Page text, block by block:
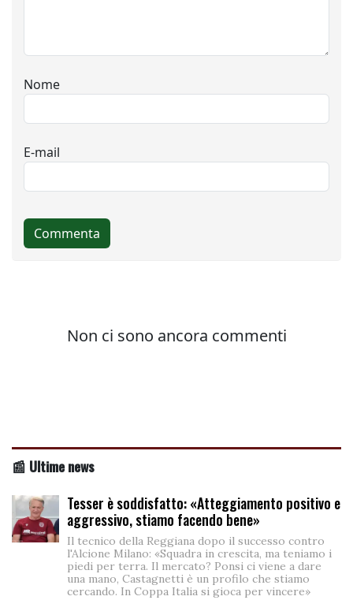
📰 Ultime news
Tesser è soddisfatto: «Atteggiamento positivo e
aggressivo, stiamo facendo bene»
Il tecnico della Reggiana dopo il successo contro
l'Alcione Milano: «Squadra in crescita, ma teniamo i
piedi per terra. Il mercato? Ponsi ci viene a dare
una mano, Castagnetti è un profilo che stiamo
cercando. In Coppa Italia si gioca per vincere»